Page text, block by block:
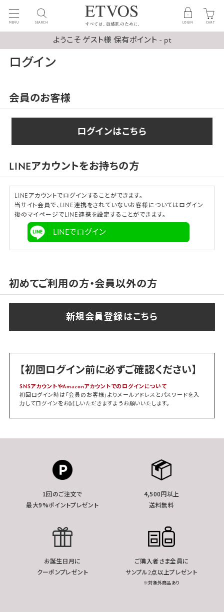
MENU SEARCH LOGIN CART
ようこそ ゲスト様 保有ポイント - pt
ログイン
会員のお客様
ログインはこちら
LINEアカウントをお持ちの方
LINEアカウントでログインすることができます。
当サイト会員で、LINE連携をされていないお客様についてはログイン
後のマイページでLINE連携を設定することができます。
LINEでログイン
初めてご利用の方・会員以外の方
【初回ログイン前に必ずご確認ください】
SNSアカウントやAmazonアカウントでのログインについて
初回ログイン時は「会員のお客様」よりメールアドレスとパスワードを入
力してログインをお試しいただきますようお願いいたします。
1回のご注文で
最大9%ポイントプレゼント
4,500円以上
送料無料
お誕生日月に
クーポンプレゼント
ご購入者さま全員に
サンプル2点以上プレゼント
※対象外商品あり